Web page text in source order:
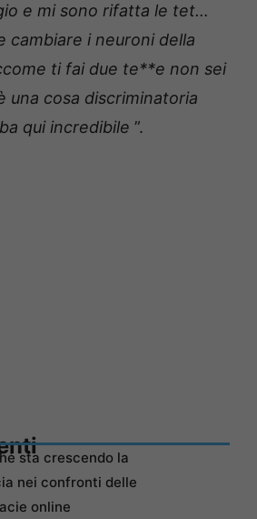
e mi sono rifatta le tet…
cambiare i neuroni della
ti fai due te**e non sei
una cosa discriminatoria
qui incredibile ”.
sta crescendo la
nei confronti delle
online